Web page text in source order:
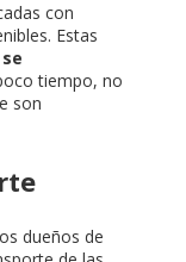
con
Estas
se
tiempo, no
son
dueños de